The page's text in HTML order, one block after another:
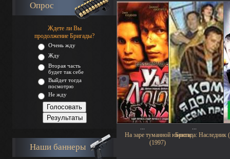
Опрос
Ждете ли Вы
продолжение Бригады?
Очень жду
Жду
Вторая часть
будет так себе
Выйдет тогда
посмотрю
Не жду
Наши баннеры
...
...
На заре туманной юности
(1997)
Бригада: Наследник